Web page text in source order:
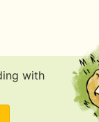
with